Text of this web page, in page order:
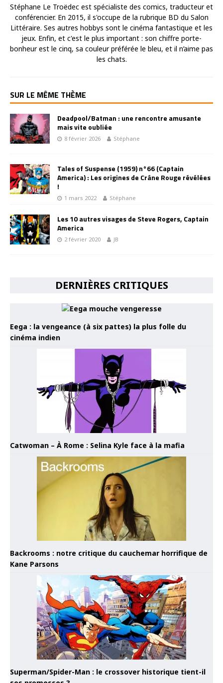
Stéphane Le Troëdec est spécialiste des comics, traducteur et
conférencier. En 2015, il s'occupe de la rubrique BD du Salon
Littéraire. Ses autres hobbys sont le cinéma fantastique et les
jeux. Enfin, et c'est le plus important : son chiffre porte-
bonheur est le cinq, sa couleur préférée le bleu, et il n’aime pas
les chats.
SUR LE MÊME THÈME
Deadpool/Batman : une rencontre amusante
mais vite oubliée
8 février 2026 Stéphane
Tales of Suspense (1959) n°66 (Captain
America) : Les origines de Crâne Rouge révélées
!
1 mars 2022 Stéphane
Les 10 autres visages de Steve Rogers, Captain
America
2 février 2020 JB
DERNIÈRES CRITIQUES
Eega : la vengeance (à six pattes) la plus folle du
cinéma indien
Catwoman – À Rome : Selina Kyle face à la mafia
Backrooms : notre critique du cauchemar horrifique de
Kane Parsons
Superman/Spider-Man : le crossover historique tient-il